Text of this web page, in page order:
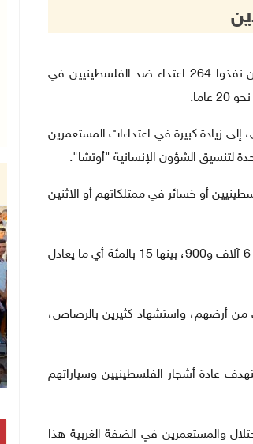
نيويورك 8-11-2025 وفا- قالت الأمم المتحدة، إن المستعمرين الإسرائيليين نفذوا 264 اعتداء ضد الفلسطينيين في
زيادة كبيرة في اعتداءات المستعمرين
لتنسيق الشؤون الإنسانية "أوتشا".
أسفر عن استشهاد فلسطينيين أو خسائر في ممتلكاتهم أو الاثنين
ولفت إلى أن عدد الاعتداءات الإسرائيلية ضد الفلسطينيين منذ عام 2006 بلغ 6 آلاف و900، بينها 15 بالمئة أي ما يعادل
أسفرت عن تهجير 3 آلاف و200 فلسطيني من أرضهم، واستشهاد كثيرين بالرصاص،
عادة أشجار الفلسطينيين وسياراتهم
42 طفلا جراء اعتداءات الاحتلال والمستعمرين في الضفة الغربية هذا